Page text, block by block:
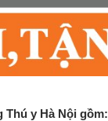
Thú y Hà Nội gồm: